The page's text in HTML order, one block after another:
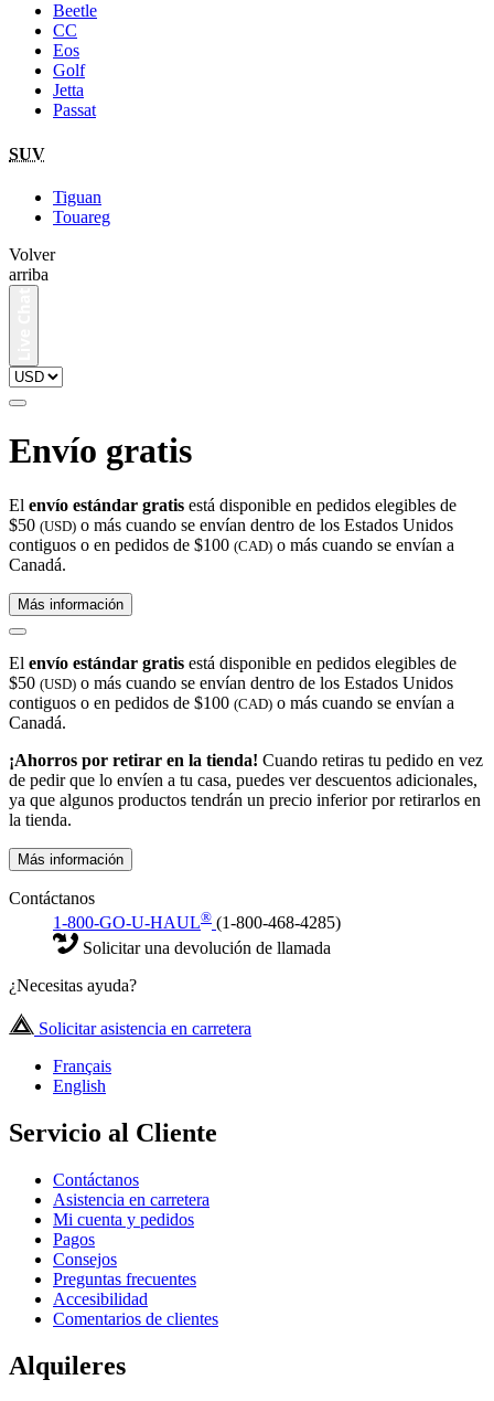
Beetle
CC
Eos
Golf
Jetta
Passat
SUV
Tiguan
Touareg
Volver
arriba
Envío gratis
El envío estándar gratis está disponible en pedidos elegibles de
$50 (USD) o más cuando se envían dentro de los Estados Unidos
contiguos o en pedidos de $100 (CAD) o más cuando se envían a
Canadá.
Más información
El envío estándar gratis está disponible en pedidos elegibles de
$50 (USD) o más cuando se envían dentro de los Estados Unidos
contiguos o en pedidos de $100 (CAD) o más cuando se envían a
Canadá.
¡Ahorros por retirar en la tienda! Cuando retiras tu pedido en vez
de pedir que lo envíen a tu casa, puedes ver descuentos adicionales,
ya que algunos productos tendrán un precio inferior por retirarlos en
la tienda.
Más información
Contáctanos
1-800-GO-U-HAUL® (1-800-468-4285)
Solicitar una devolución de llamada
¿Necesitas ayuda?
Solicitar asistencia en carretera
Français
English
Servicio al Cliente
Contáctanos
Asistencia en carretera
Mi cuenta y pedidos
Pagos
Consejos
Preguntas frecuentes
Accesibilidad
Comentarios de clientes
Alquileres